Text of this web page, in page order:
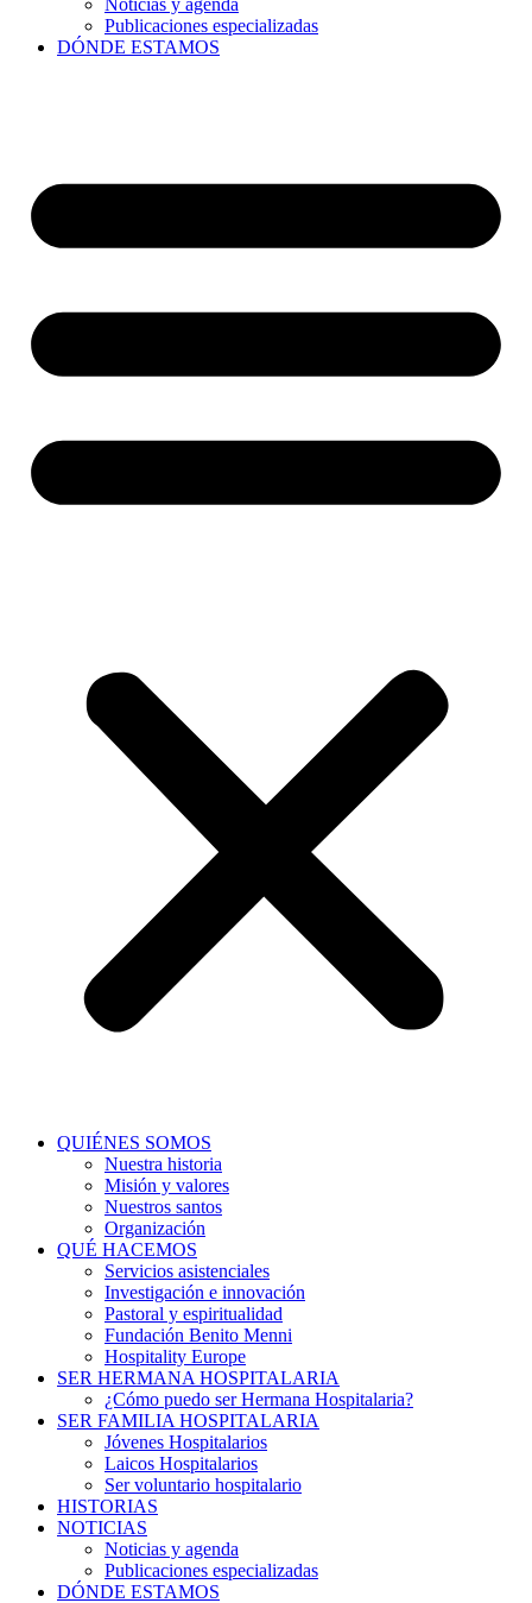
Noticias y agenda
Publicaciones especializadas
DÓNDE ESTAMOS
QUIÉNES SOMOS
Nuestra historia
Misión y valores
Nuestros santos
Organización
QUÉ HACEMOS
Servicios asistenciales
Investigación e innovación
Pastoral y espiritualidad
Fundación Benito Menni
Hospitality Europe
SER HERMANA HOSPITALARIA
¿Cómo puedo ser Hermana Hospitalaria?
SER FAMILIA HOSPITALARIA
Jóvenes Hospitalarios
Laicos Hospitalarios
Ser voluntario hospitalario
HISTORIAS
NOTICIAS
Noticias y agenda
Publicaciones especializadas
DÓNDE ESTAMOS